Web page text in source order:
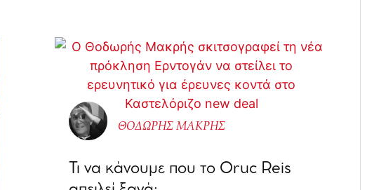
ΘΟΔΩΡHΣ ΜΑΚΡΗΣ
Τι να κάνουμε που το Oruc Reis